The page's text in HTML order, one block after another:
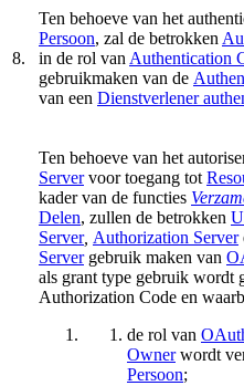
8.
Ten behoeve van het
Persoon, zal de betrokken
in de rol vanAuthentication
gebruikmaken van de
van een Dienstverlener
Ten behoeve van het
Servervoor toegang tot
kader van de functies
Delen, zullen de betrokken
Server, Authorization Server
Servergebruik maken van
als grant type gebruik wordt
Authorization Code en
de rol van
Ownerwordt
Persoon;